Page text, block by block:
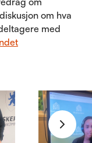
om hva
med